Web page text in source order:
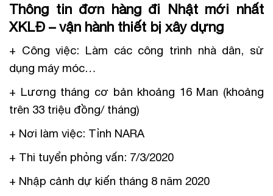
Thông tin đơn hàng đi Nhật mới nhất
XKLĐ – vận hành thiết bị xây dựng
+ Công việc: Làm các công trình nhà dân, sử
dụng máy móc…
+ Lương tháng cơ bản khoảng 16 Man (khoảng
trên 33 triệu đồng/ tháng)
+ Nơi làm việc: Tỉnh NARA
+ Thi tuyển phỏng vấn: 7/3/2020
+ Nhập cảnh dự kiến tháng 8 năm 2020